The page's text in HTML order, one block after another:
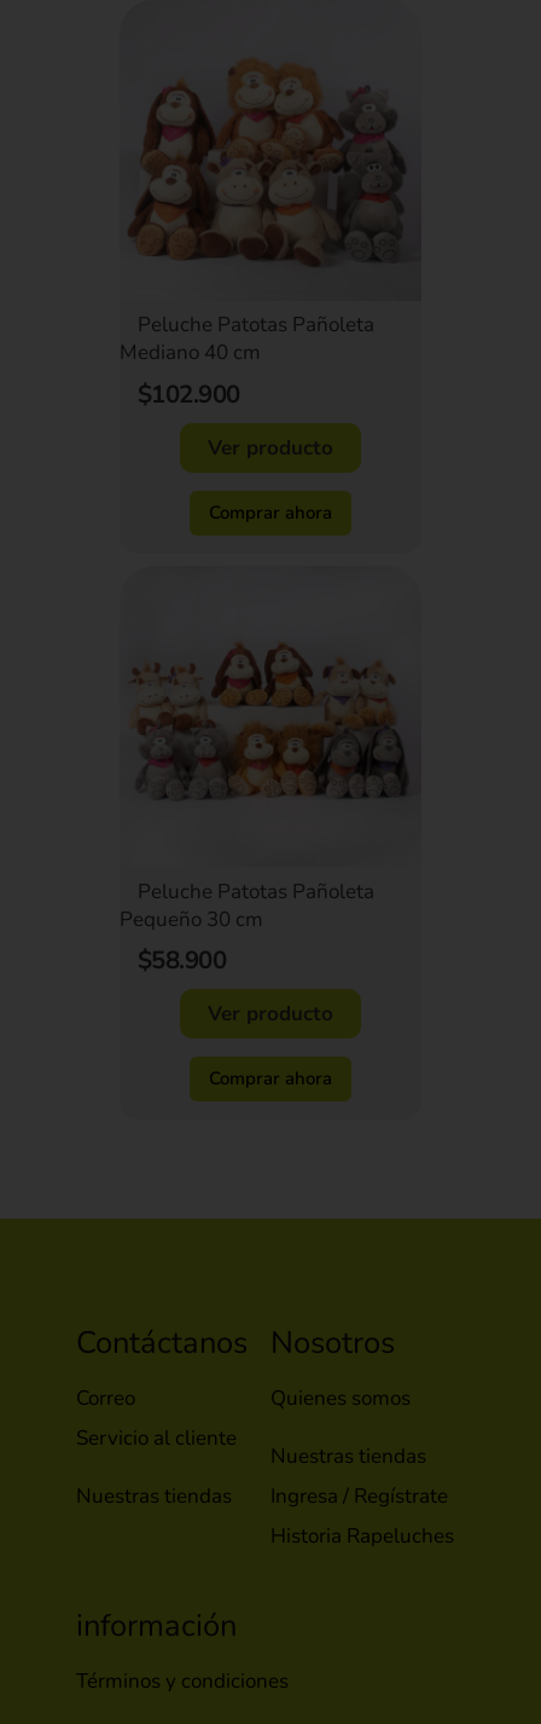
Peluche Patotas Pañoleta
Mediano 40 cm
$102.900
Ver producto
Comprar ahora
Peluche Patotas Pañoleta
Pequeño 30 cm
$58.900
Ver producto
Comprar ahora
Contáctanos
Correo
Servicio al cliente
Nuestras tiendas
Nosotros
Quienes somos
Nuestras tiendas
Ingresa / Regístrate
Historia Rapeluches
información
Términos y condiciones